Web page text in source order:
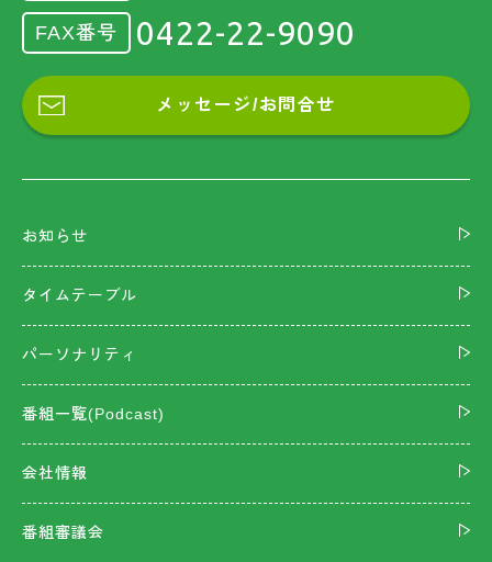
FAX番号 0422-22-9090
メッセージ/お問合せ
お知らせ
タイムテーブル
パーソナリティ
番組一覧(Podcast)
会社情報
番組審議会